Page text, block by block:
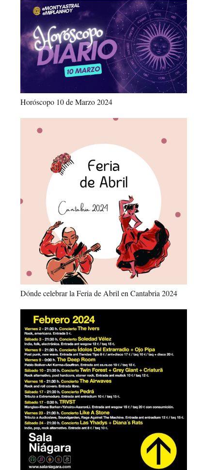
Horóscopo 10 de Marzo 2024
Dónde celebrar la Feria de Abril en Cantabria 2024